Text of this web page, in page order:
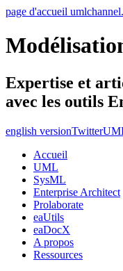
page d'accueil
Expertise et
avec les outils
english versionTwitter
Accueil
UML
SysML
Enterprise Architect
Prolaborate
eaUtils
eaDocX
A propos
Ressources